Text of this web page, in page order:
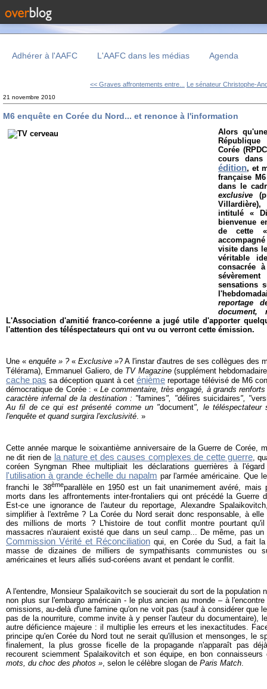
Adhérer à l'AAFC L'AAFC dans les médias Agenda
<< Graves affrontements entre... Le sénateur Christophe-
21 novembre 2010
M6 enquête en Corée du Nord... et renonce à l'information
Alors
Corée
cours
édition, et
française
dans le
exclusive
Villardière),
intitulé «
bienvenue
de cette
visite dans
véritable
consacrée
sensations
reportage
document,
L'Association d'amitié franco-coréenne a jugé utile d'apporter
l'attention des téléspectateurs qui ont vu ou verront cette émission.
Une « enquête » ?«Exclusive »? A l'instar d'autres de ses collègues des
Télérama), Emmanuel Galiero, de TV Magazine(supplément
cache pas sa déception quant à cet énième reportage télévisé de M6
démocratique de Corée : «Le commentaire, très engagé, à grands
caractère infernal de la destination : "famines", "délires suicidaires", "
Au fil de ce qui est présenté comme un "document", le téléspectateur
l'enquête et quand surgira l'exclusivité. »
Cette année marque le soixantième anniversaire de la Guerre de Corée,
ne dit rien de la nature et des causes complexes de cette guerre,
coréen Syngman Rhee multipliait les déclarations guerrières à
l'utilisation à grande échelle du napalm par l'armée américaine. Que
franchi le 38èmeparallèle en 1950 est un fait unanimement avéré, mais
morts dans les affrontements inter-frontaliers qui ont précédé la Guerre
Est-ce une ignorance de l'auteur du reportage
Alexandre
simplifier à l'extrême ? La Corée du Nord serait donc responsable, à
des millions de morts ? L'histoire de tout conflit montre pourtant
massacres n'auraient existé que dans un seul camp... De même, pas
Commission Vérité et Réconciliation qui, en Corée du Sud, a fait
masse de dizaines de milliers de sympathisants communistes ou
américaines et leurs alliés sud-coréens avant et pendant le conflit.
A l'entendre, Monsieur Spalaikovitch se soucierait du sort de la population
non plus sur l'embargo américain - le plus ancien au monde – à
omissions, au-delà d'une famine qu'on ne voit pas (sauf à considérer que
pas de la nourriture, comme invite à y penser l'auteur du documentaire),
autre déficience majeure : il multiplie les erreurs et les inexactitudes.
principe qu'en Corée du Nord tout ne serait qu'illusion et mensonges, le
finalement, la plus grosse ficelle de la propagande n'apparaît pas
recourent sciemment Spalaikovitch et son équipe, en bon
mots, du choc des photos » , selon le célèbre slogan de Paris Match